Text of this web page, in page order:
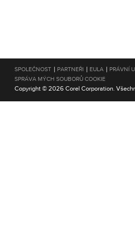
SPOLEČNOST | PARTNEŘI | EULA | PRÁVNÍ
SPRÁVA MÝCH SOUBORŮ COOKIE
Copyright © 2026 Corel Corporation.